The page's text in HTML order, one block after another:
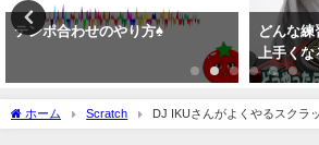
テンポ合わせのやり方♠
どんな
上手く
ホーム Scratch
DJ IKUさんがよくやるスクラ
方